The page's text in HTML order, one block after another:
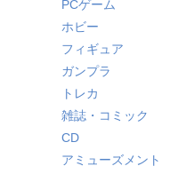
PCゲーム
ホビー
フィギュア
ガンプラ
トレカ
雑誌・コミック
CD
アミューズメント